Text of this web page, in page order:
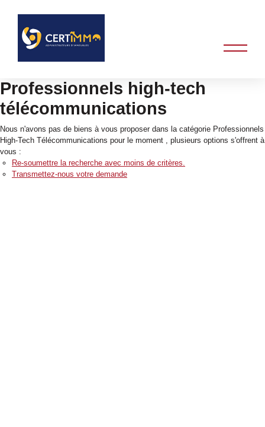
Professionnels high-tech
télécommunications
Nous n'avons pas de biens à vous proposer dans la catégorie Professionnels
High-Tech Télécommunications pour le moment , plusieurs options s'offrent à
vous :
Re-soumettre la recherche avec moins de critères.
Transmettez-nous votre demande